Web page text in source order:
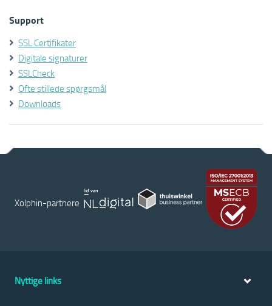
Support
SSL Certifikater
Digitale signaturer
SSLCheck
Ofte stillede spørgsmål
Downloads
Xolphin-partnere
Nyttige links